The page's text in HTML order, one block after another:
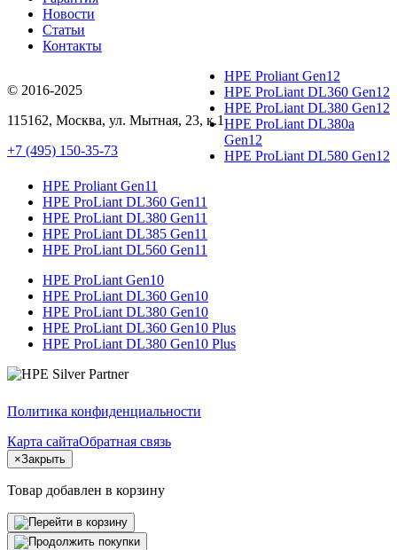
Новости
Статьи
Контакты
© 2016-2025
115162, Москва, ул. Мытная, 23, к.1
+7 (495) 150-35-73
HPE Proliant Gen12
HPE ProLiant DL360 Gen12
HPE ProLiant DL380 Gen12
HPE ProLiant DL380a
Gen12
HPE ProLiant DL580 Gen12
HPE Proliant Gen11
HPE ProLiant DL360 Gen11
HPE ProLiant DL380 Gen11
HPE ProLiant DL385 Gen11
HPE ProLiant DL560 Gen11
HPE ProLiant Gen10
HPE ProLiant DL360 Gen10
HPE ProLiant DL380 Gen10
HPE ProLiant DL360 Gen10 Plus
HPE ProLiant DL380 Gen10 Plus
Политика конфиденциальности
Карта сайтаОбратная связь
×Закрыть
Товар добавлен в корзину